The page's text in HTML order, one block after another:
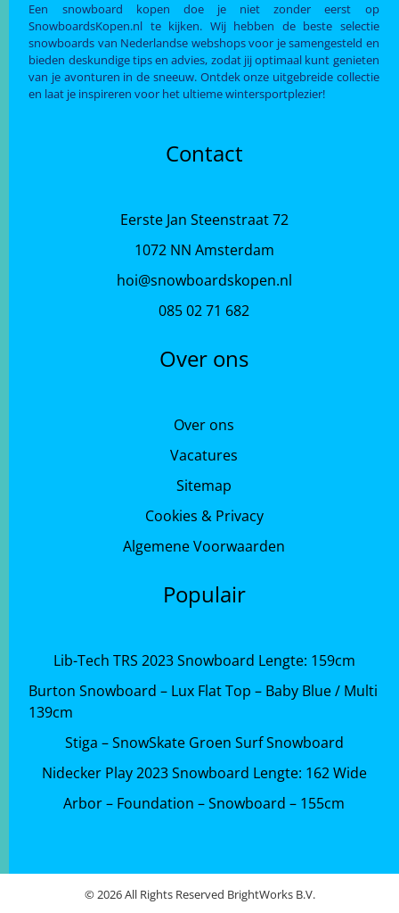
Een snowboard kopen doe je niet zonder eerst op
SnowboardsKopen.nl te kijken. Wij hebben de beste selectie
snowboards van Nederlandse webshops voor je samengesteld en
bieden deskundige tips en advies, zodat jij optimaal kunt genieten
van je avonturen in de sneeuw. Ontdek onze uitgebreide collectie
en laat je inspireren voor het ultieme wintersportplezier!
Contact
Eerste Jan Steenstraat 72
1072 NN Amsterdam
hoi@snowboardskopen.nl
085 02 71 682
Over ons
Over ons
Vacatures
Sitemap
Cookies & Privacy
Algemene Voorwaarden
Populair
Lib-Tech TRS 2023 Snowboard Lengte: 159cm
Burton Snowboard – Lux Flat Top – Baby Blue / Multi
139cm
Stiga – SnowSkate Groen Surf Snowboard
Nidecker Play 2023 Snowboard Lengte: 162 Wide
Arbor – Foundation – Snowboard – 155cm
© 2026 All Rights Reserved BrightWorks B.V.